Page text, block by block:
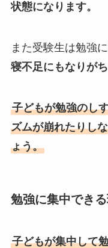
状態になります。
また受験生は勉強
寝不足にもなりがち
子どもが勉強のし
ズムが崩れたりし
ょう。
勉強に集中でき
子どもが集中して